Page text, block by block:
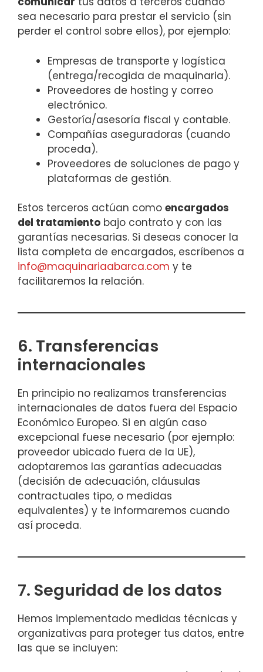
sea necesario para prestar el servicio (sin
perder el control sobre ellos), por ejemplo:
Empresas de transporte y logística
(entrega/recogida de maquinaria).
Proveedores de hosting y correo
electrónico.
Gestoría/asesoría fiscal y contable.
Compañías aseguradoras (cuando
proceda).
Proveedores de soluciones de pago y
plataformas de gestión.
Estos terceros actúan como encargados
del tratamiento bajo contrato y con las
garantías necesarias. Si deseas conocer la
lista completa de encargados, escríbenos a
info@maquinariaabarca.com y te
facilitaremos la relación.
6. Transferencias
internacionales
En principio no realizamos transferencias
internacionales de datos fuera del Espacio
Económico Europeo. Si en algún caso
excepcional fuese necesario (por ejemplo:
proveedor ubicado fuera de la UE),
adoptaremos las garantías adecuadas
(decisión de adecuación, cláusulas
contractuales tipo, o medidas
equivalentes) y te informaremos cuando
así proceda.
7. Seguridad de los datos
Hemos implementado medidas técnicas y
organizativas para proteger tus datos, entre
las que se incluyen: